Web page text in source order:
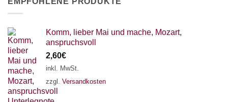
Komm, lieber Mai und mache, Mozart,
anspruchsvoll
2,60€
inkl. MwSt.
zzgl. Versandkosten